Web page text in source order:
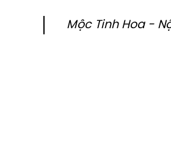
Mộc Tinh Hoa -